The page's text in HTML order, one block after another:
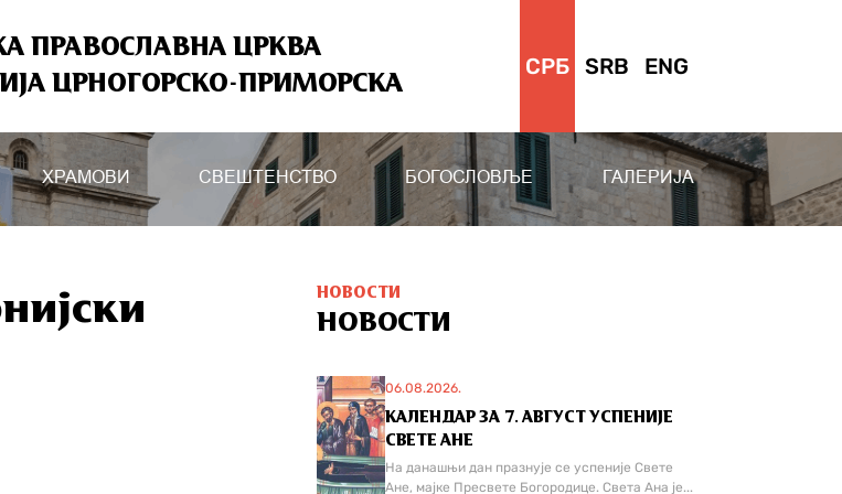
ПРАВОСЛАВНА ЦРКВА
ЦРНОГОРСКО-ПРИМОРСКА
СРБ SRB ENG
ХРАМОВИ СВЕШТЕНСТВО БОГОСЛОВЉЕ ГАЛЕРИЈА
НОВОСТИ
НОВОСТИ
06.08.2026.
КАЛЕНДАР ЗА 7. АВГУСТ УСПЕНИЈЕ
СВЕТЕ АНЕ
На данашњи дан празнује се успеније Свете
Ане, мајке Пресвете Богородице. Света Ана је...